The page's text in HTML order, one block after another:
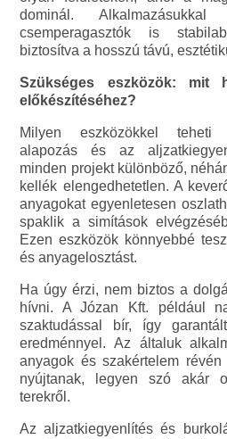
dominál.
csemperagasztók is
biztosítva a hosszú távú,
Szükséges eszközök: mit
előkészítéséhez?
Milyen eszközökkel teheti
alapozás és az
minden projekt különböző,
kellék elengedhetetlen. A
anyagokat egyenletesen
spaklik a simítások
Ezen eszközök könnyebbé
és anyagelosztást.
Ha úgy érzi, nem biztos a
hívni. A Józan Kft. például
szaktudással bír, így
eredménnyel. Az általuk
anyagok és szakértelem
nyújtanak, legyen szó akár
terekről.
Az aljzatkiegyenlítés és